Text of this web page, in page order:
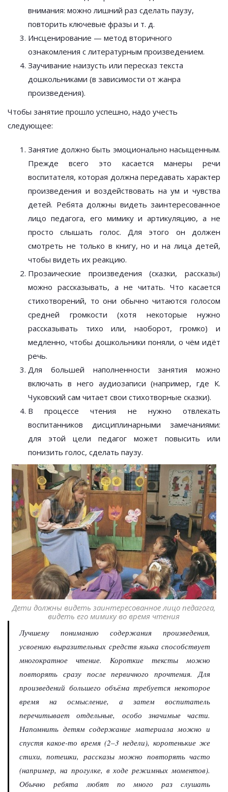
внимания: можно лишний раз сделать паузу,
повторить ключевые фразы и т. д.
Инсценирование — метод вторичного
ознакомления с литературным произведением.
Заучивание наизусть или пересказ текста
дошкольниками (в зависимости от жанра
произведения).
Чтобы занятие прошло успешно, надо учесть
следующее:
Занятие должно быть эмоционально насыщенным.
Прежде всего это касается манеры речи
воспитателя, которая должна передавать характер
произведения и воздействовать на ум и чувства
детей. Ребята должны видеть заинтересованное
лицо педагога, его мимику и артикуляцию, а не
просто слышать голос. Для этого он должен
смотреть не только в книгу, но и на лица детей,
чтобы видеть их реакцию.
Прозаические произведения (сказки, рассказы)
можно рассказывать, а не читать. Что касается
стихотворений, то они обычно читаются голосом
средней громкости (хотя некоторые нужно
рассказывать тихо или, наоборот, громко) и
медленно, чтобы дошкольники поняли, о чём идёт
речь.
Для большей наполненности занятия можно
включать в него аудиозаписи (например, где К.
Чуковский сам читает свои стихотворные сказки).
В процессе чтения не нужно отвлекать
воспитанников дисциплинарными замечаниями:
для этой цели педагог может повысить или
понизить голос, сделать паузу.
Дети должны видеть заинтересованное лицо педагога,
видеть его мимику во время чтения
Лучшему пониманию содержания произведения,
усвоению выразительных средств языка способствует
многократное чтение. Короткие тексты можно
повторять сразу после первичного прочтения. Для
произведений большего объёма требуется некоторое
время на осмысление, а затем воспитатель
перечитывает отдельные, особо значимые части.
Напомнить детям содержание материала можно и
спустя какое-то время (2–3 недели), коротенькие же
стихи, потешки, рассказы можно повторять часто
(например, на прогулке, в ходе режимных моментов).
Обычно ребята любят по много раз слушать